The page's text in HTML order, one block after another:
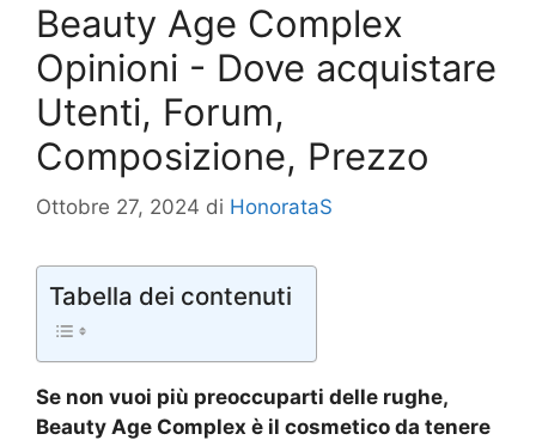
Beauty Age Сomplex
Opinioni - Dove acquistare
Utenti, Forum,
Composizione, Prezzo
Ottobre 27, 2024 di HonorataS
Tabella dei contenuti
Se non vuoi più preoccuparti delle rughe,
Beauty Age Complex è il cosmetico da tenere